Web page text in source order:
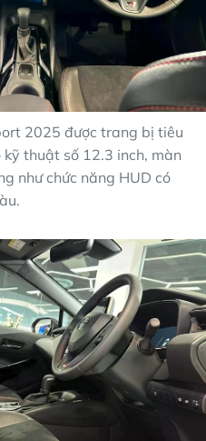
2025 được trang bị tiêu
thuật số 12.3 inch, màn
như chức năng HUD có